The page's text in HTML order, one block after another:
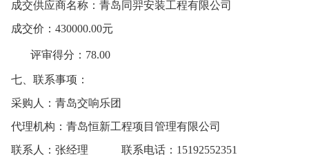
成交供应商名称：青岛同羿安装工程有限公司
成交价：430000.00元
评审得分： 78.00
七、联系事项：
采购人：青岛交响乐团
代理机构：青岛恒新工程项目管理有限公司
联系人：张经理 联系电话： 15192552351